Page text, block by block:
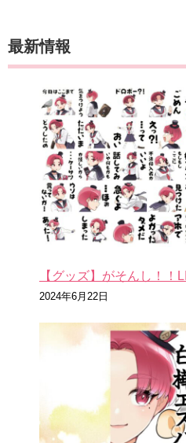
最新情報
【グッズ】がそんし！！
2024年6月22日